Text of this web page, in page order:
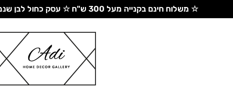
☆ משלוח חינם בקנייה מעל 300 ש"ח ☆ עסק כחול לבן שנמצא בחזית הצפונית - יחד ננצח!